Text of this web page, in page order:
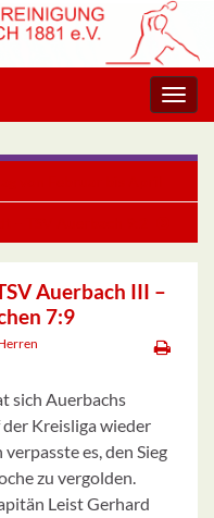
Auerbach III –
7:9
sich Auerbachs
Kreisliga wieder
es, den Sieg
zu vergolden.
Leist Gerhard